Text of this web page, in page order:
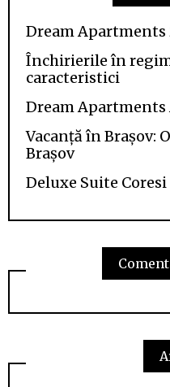
Dream Apartments
Închirierile în
caracteristici
Dream
Vacanță în Brașov:
Brașov
Deluxe Suite Coresi